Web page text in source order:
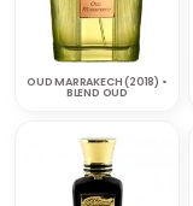
OUD MARRAKECH (2018) •
BLEND OUD